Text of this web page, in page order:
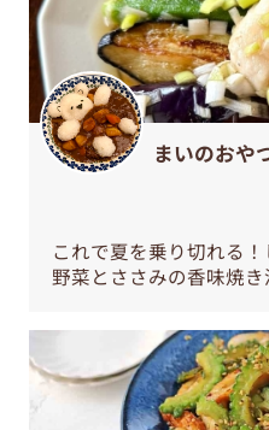
まいのお
これで夏を乗り切れる
野菜とささみの香味焼き